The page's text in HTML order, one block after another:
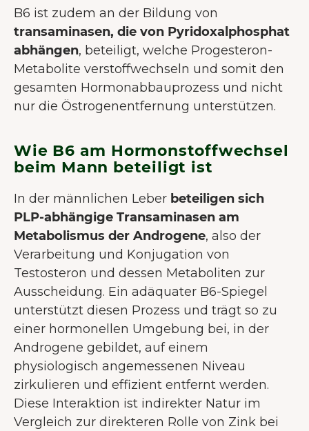
B6 ist zudem an der Bildung von
transaminasen, die von Pyridoxalphosphat
abhängen, beteiligt, welche Progesteron-
Metabolite verstoffwechseln und somit den
gesamten Hormonabbauprozess und nicht
nur die Östrogenentfernung unterstützen.
Wie B6 am Hormonstoffwechsel
beim Mann beteiligt ist
In der männlichen Leber beteiligen sich
PLP-abhängige Transaminasen am
Metabolismus der Androgene, also der
Verarbeitung und Konjugation von
Testosteron und dessen Metaboliten zur
Ausscheidung. Ein adäquater B6-Spiegel
unterstützt diesen Prozess und trägt so zu
einer hormonellen Umgebung bei, in der
Androgene gebildet, auf einem
physiologisch angemessenen Niveau
zirkulieren und effizient entfernt werden.
Diese Interaktion ist indirekter Natur im
Vergleich zur direkteren Rolle von Zink bei